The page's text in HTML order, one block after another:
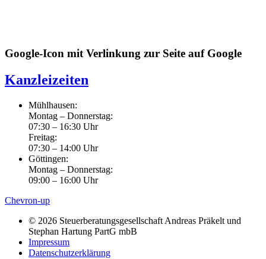
Google-Icon mit Verlinkung zur Seite auf Google
Kanzleizeiten
Mühlhausen:
Montag – Donnerstag:
07:30 – 16:30 Uhr
Freitag:
07:30 – 14:00 Uhr
Göttingen:
Montag – Donnerstag:
09:00 – 16:00 Uhr
Chevron-up
© 2026 Steuerberatungsgesellschaft Andreas Präkelt und
Stephan Hartung PartG mbB
Impressum
Datenschutzerklärung